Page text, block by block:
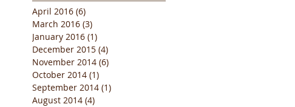
April 2016 (6)
March 2016 (3)
January 2016 (1)
December 2015 (4)
November 2014 (6)
October 2014 (1)
September 2014 (1)
August 2014 (4)